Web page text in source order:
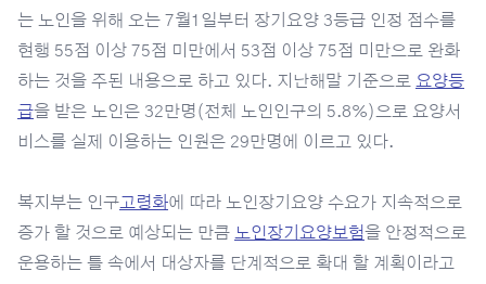
는 노인을 위해 오는 7월1일부터 장기요양 3등급 인정 점수를
현행 55점 이상 75점 미만에서 53점 이상 75점 미만으로 완화
하는 것을 주된 내용으로 하고 있다. 지난해말 기준으로 요양등
급을 받은 노인은 32만명(전체 노인인구의 5.8%)으로 요양서
비스를 실제 이용하는 인원은 29만명에 이르고 있다.
복지부는 인구고령화에 따라 노인장기요양 수요가 지속적으로
증가 할 것으로 예상되는 만큼 노인장기요양보험을 안정적으로
운용하는 틀 속에서 대상자를 단계적으로 확대 할 계획이라고